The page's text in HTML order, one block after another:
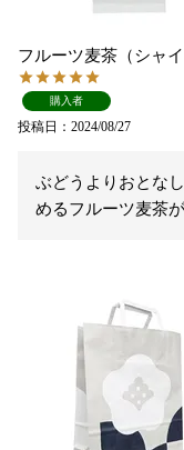
フルーツ麦茶（シャ
購入者
投稿日 2024/08/27
ぶどうよりおとな
めるフルーツ麦茶